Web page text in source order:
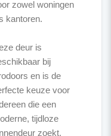
zowel woningen
kantoren.
deur is
bij
en is de
keuze voor
die een
tijdloze
zoekt.